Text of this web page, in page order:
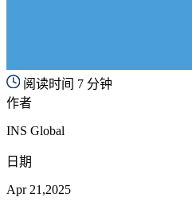
阅读时间 7 分钟
作者
INS Global
日期
Apr 21,2025